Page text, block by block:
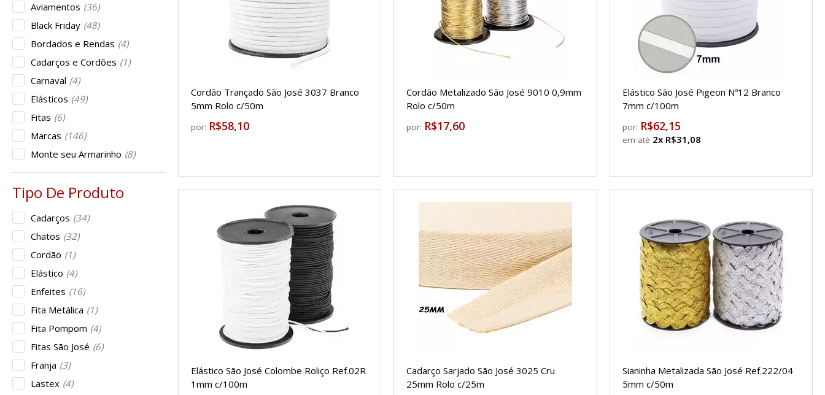
Aviamentos (36)
Black Friday (48)
Bordados e Rendas (4)
Cadarços e Cordões (1)
Carnaval (4)
Elásticos (49)
Fitas (6)
Marcas (146)
Monte seu Armarinho (8)
Cadarços (34)
Chatos (32)
Cordão (1)
Elástico (4)
Enfeites (16)
Fita Metálica (1)
Fita Pompom (4)
Fitas São José (6)
Franja (3)
Lastex (4)
Cordão Trançado São José 3037 Branco
5mm Rolo c/50m
por: R$58,10
Cordão Metalizado São José 9010 0,9mm
Rolo c/50m
por: R$17,60
Elástico São José Pigeon Nº12 Branco
7mm c/100m
por: R$62,15
2x R$31,08
Elástico São José Colombe Roliço Ref.02R
1mm c/100m
Cadarço Sarjado São José 3025 Cru
25mm Rolo c/25m
Sianinha Metalizada São José Ref.222/04
5mm c/50m